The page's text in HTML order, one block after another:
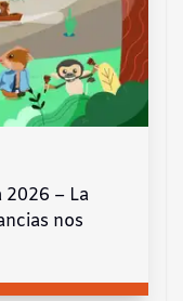
2026 – La
nos